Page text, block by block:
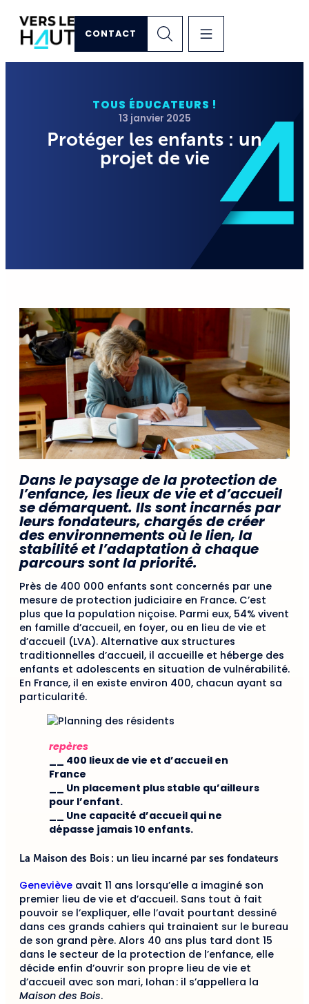
CONTACT
TOUS ÉDUCATEURS !
13 janvier 2025
Protéger les enfants : un
projet de vie
Dans le paysage de la protection de
l’enfance, les lieux de vie et d’accueil
se démarquent. Ils sont incarnés par
leurs fondateurs, chargés de créer
des environnements où le lien, la
stabilité et l’adaptation à chaque
parcours sont la priorité.
Près de 400 000 enfants sont concernés par une
mesure de protection judiciaire en France. C’est
plus que la population niçoise. Parmi eux, 54% vivent
en famille d’accueil, en foyer, ou en lieu de vie et
d’accueil (LVA). Alternative aux structures
traditionnelles d’accueil, il accueille et héberge des
enfants et adolescents en situation de vulnérabilité.
En France, il en existe environ 400, chacun ayant sa
particularité.
repères
__ 400 lieux de vie et d’accueil en
France
__ Un placement plus stable qu’ailleurs
pour l’enfant.
__ Une capacité d’accueil qui ne
dépasse jamais 10 enfants.
La Maison des Bois : un lieu incarné par ses fondateurs
Geneviève avait 11 ans lorsqu’elle a imaginé son
premier lieu de vie et d’accueil. Sans tout à fait
pouvoir se l’expliquer, elle l’avait pourtant dessiné
dans ces grands cahiers qui trainaient sur le bureau
de son grand père. Alors 40 ans plus tard dont 15
dans le secteur de la protection de l’enfance, elle
décide enfin d’ouvrir son propre lieu de vie et
d’accueil avec son mari, Iohan : il s’appellera la
Maison des Bois.